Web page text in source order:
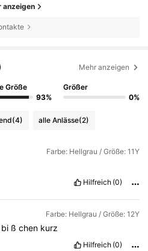
anzeigen
Mehr anzeigen
Größe
93%
Größer
0%
(4) alle Anlässe(2)
Farbe: Hellgrau / Größe: 11Y
Hilfreich (0)
Farbe: Hellgrau / Größe: 12Y
bi ßchen kurz
Hilfreich (0)